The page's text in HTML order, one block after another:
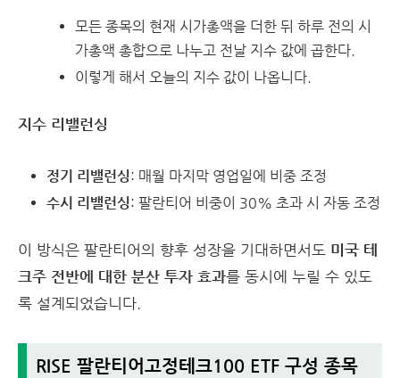
모든 종목의 현재 시가총액을 더한 뒤 하루 전의 시
가총액 총합으로 나누고 전날 지수 값에 곱한다.
이렇게 해서 오늘의 지수 값이 나옵니다.
지수 리밸런싱
정기 리밸런싱: 매월 마지막 영업일에 비중 조정
수시 리밸런싱: 팔란티어 비중이 30% 초과 시 자동 조정
이 방식은 팔란티어의 향후 성장을 기대하면서도 미국 테
크주 전반에 대한 분산 투자 효과를 동시에 누릴 수 있도
록 설계되었습니다.
RISE 팔란티어고정테크100 ETF 구성 종목